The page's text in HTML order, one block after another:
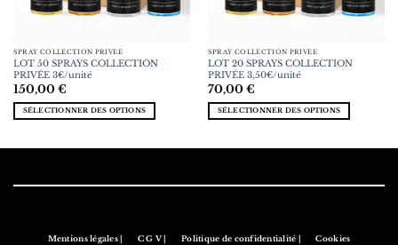
SPRAY COLLECTION PRIVÉE
LOT 50 SPRAYS COLLECTION
PRIVÉE 3€/unité
150,00€
SÉLECTIONNER DES OPTIONS
SPRAY COLLECTION PRIVÉE
LOT 20 SPRAYS COLLECTION
PRIVÉE 3,50€/unité
70,00€
SÉLECTIONNER DES OPTIONS
Mentions légales | C G V | Politique de confidentialité | Cookies